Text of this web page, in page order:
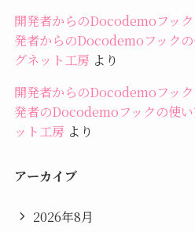
開発者からのDocodemoフッ
発者からのDocodemoフック
グネット工房 より
開発者からのDocodemoフッ
発者のDocodemoフックの使
ット工房 より
アーカイブ
2026年8月